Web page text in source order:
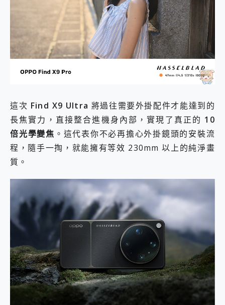
這次 Find X9 Ultra 將過往需要外掛配件才能達到的
長焦實力，直接整合進機身內部，實現了真正的 10
倍光學變焦 。這代表你不必再擔心外掛鏡頭的安裝流
程，隨手一掏，就能擁有等效 230mm 以上的純淨畫
質。